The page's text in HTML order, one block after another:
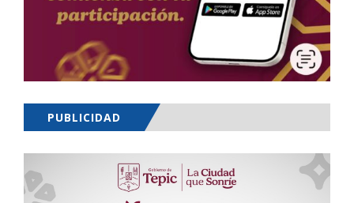
PUBLICIDAD